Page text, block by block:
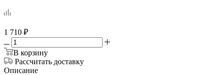
1 710 ₽
В корзину
Рассчитать доставку
Описание